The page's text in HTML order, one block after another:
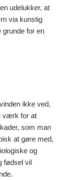
udelukker, at
via kunstig
grunde for en
ikke ved,
værk for at
som man
at gøre med,
og
fødsel vil